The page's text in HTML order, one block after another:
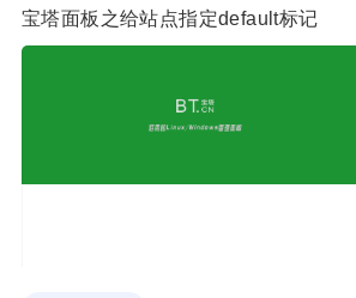
宝塔面板之​给站点指定default标记